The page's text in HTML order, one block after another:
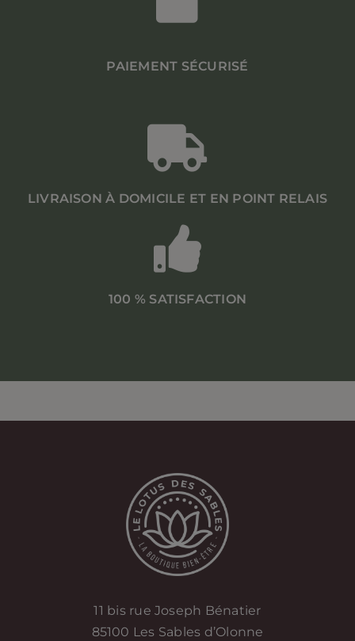
PAIEMENT SÉCURISÉ
LIVRAISON À DOMICILE ET EN POINT RELAIS
100 % SATISFACTION
11 bis rue Joseph Bénatier
85100 Les Sables d’Olonne